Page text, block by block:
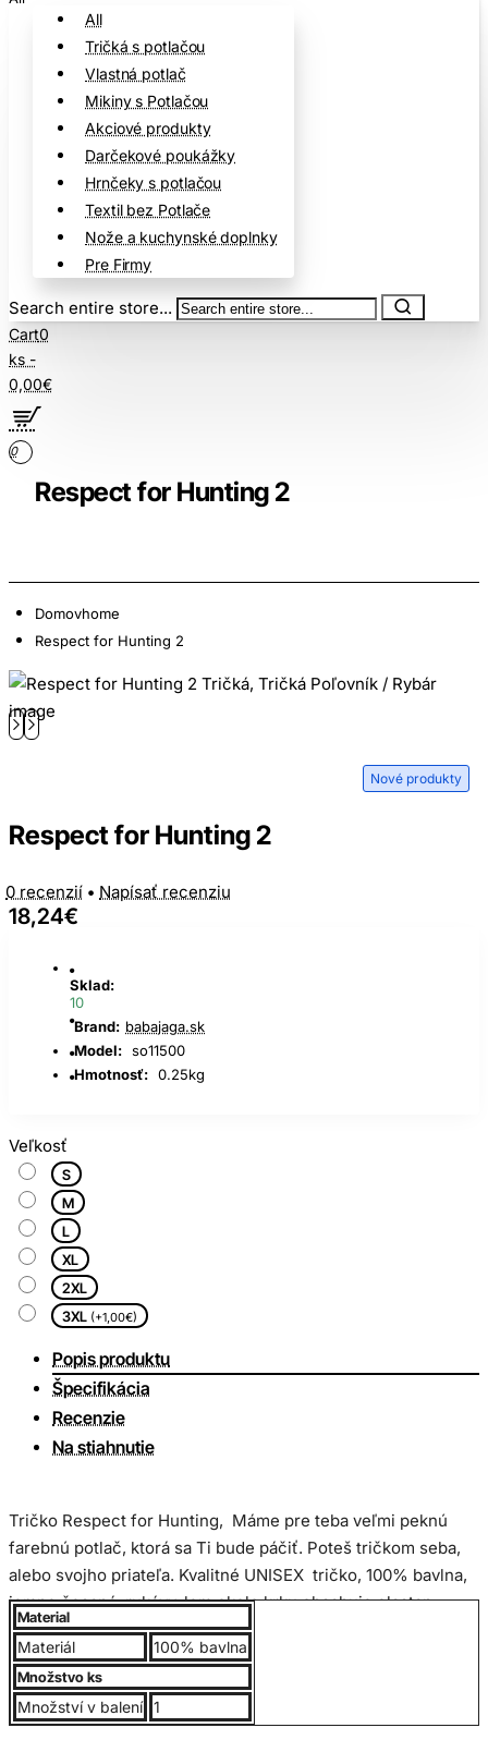
All
Tričká s potlačou
Vlastná potlač
Mikiny s Potlačou
Akciové produkty
Darčekové poukážky
Hrnčeky s potlačou
Textil bez Potlače
Nože a kuchynské doplnky
Pre Firmy
Search entire store...
Cart0
ks -
0,00€
0
Respect for Hunting 2
Domovhome
Respect for Hunting 2
Nové produkty
Respect for Hunting 2
0 recenzií • Napísať recenziu
18,24€
Sklad:
10
Brand: babajaga.sk
Model: so11500
Hmotnosť: 0.25kg
Veľkosť
S
M
L
XL
2XL
3XL (+1,00€)
Popis produktu
Špecifikácia
Recenzie
Na stiahnutie
Tričko Respect for Hunting, Máme pre teba veľmi peknú
farebnú potlač, ktorá sa Ti bude páčiť. Poteš tričkom seba,
alebo svojho priateľa. Kvalitné UNISEX tričko, 100% bavlna,
jemne česaná, rukávy, lem okolo krku obsahuje elastan.
Gramáž 190g/m2.
Bavlnený materiál zabezpečuje príjemné nosenie. Trup
trička je po stranách bez švov, vďaka čomu je zabezpečená
Material
Materiál 100% bavlna
Množstvo ks
Množství v balení 1